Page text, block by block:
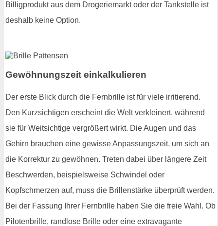
Billigprodukt aus dem Drogeriemarkt oder der Tankstelle ist
deshalb keine Option.
Gewöhnungszeit einkalkulieren
Der erste Blick durch die Fernbrille ist für viele irritierend.
Den Kurzsichtigen erscheint die Welt verkleinert, während
sie für Weitsichtige vergrößert wirkt. Die Augen und das
Gehirn brauchen eine gewisse Anpassungszeit, um sich an
die Korrektur zu gewöhnen. Treten dabei über längere Zeit
Beschwerden, beispielsweise Schwindel oder
Kopfschmerzen auf, muss die Brillenstärke überprüft werden.
Bei der Fassung Ihrer Fernbrille haben Sie die freie Wahl. Ob
Pilotenbrille, randlose Brille oder eine extravagante